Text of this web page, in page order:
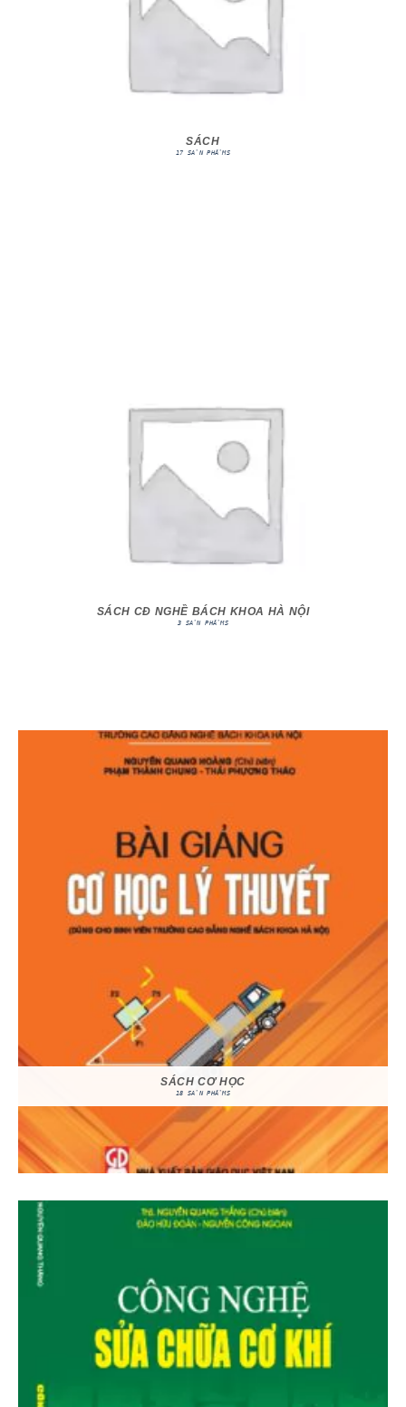
SÁCH
17 SẢN PHẨMS
SÁCH CĐ NGHỀ BÁCH KHOA HÀ NỘI
3 SẢN PHẨMS
SÁCH CƠ HỌC
18 SẢN PHẨMS